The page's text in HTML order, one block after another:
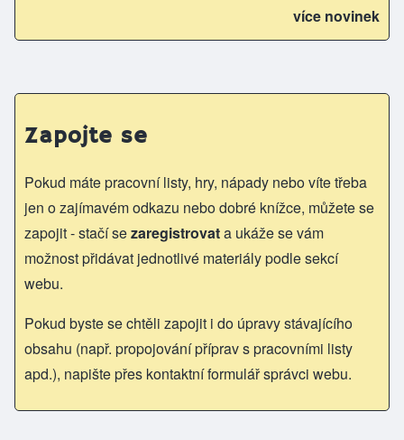
více novinek
Zapojte se
Pokud máte pracovní listy, hry, nápady nebo víte třeba
jen o zajímavém odkazu nebo dobré knížce, můžete se
zapojit - stačí sezaregistrovata ukáže se vám
možnost přidávat jednotlivé materiály podle sekcí
webu.
Pokud byste se chtěli zapojit i do úpravy stávajícího
obsahu (např. propojování příprav s pracovními listy
apd.), napište přes kontaktní formulář správci webu.